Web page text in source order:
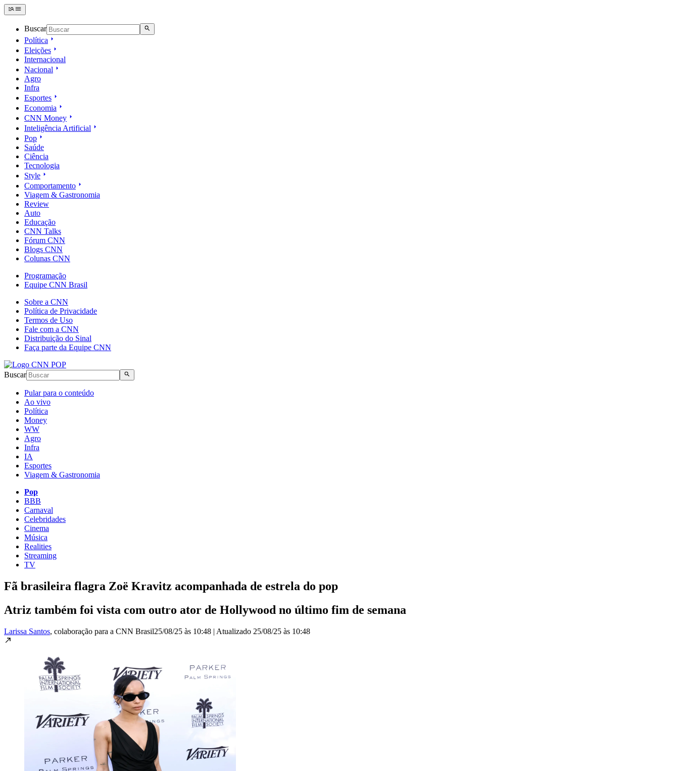
Buscar
Política
Eleições
Internacional
Nacional
Agro
Infra
Esportes
Economia
CNN Money
Inteligência Artificial
Pop
Saúde
Ciência
Tecnologia
Style
Comportamento
Viagem & Gastronomia
Review
Auto
Educação
CNN Talks
Fórum CNN
Blogs CNN
Colunas CNN
Programação
Equipe CNN Brasil
Sobre a CNN
Política de Privacidade
Termos de Uso
Fale com a CNN
Distribuição do Sinal
Faça parte da Equipe CNN
Buscar
Pular para o conteúdo
Ao vivo
Política
Money
WW
Agro
Infra
IA
Esportes
Viagem & Gastronomia
Pop
BBB
Carnaval
Celebridades
Cinema
Música
Realities
Streaming
TV
Fã brasileira flagra Zoë Kravitz acompanhada de estrela do pop
Atriz também foi vista com outro ator de Hollywood no último fim de semana
Larissa Santos, colaboração para a CNN Brasil25/08/25 às 10:48 | Atualizado 25/08/25 às 10:48